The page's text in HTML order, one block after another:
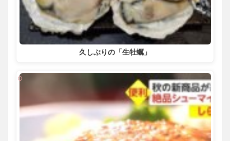
久しぶりの「生牡蠣」